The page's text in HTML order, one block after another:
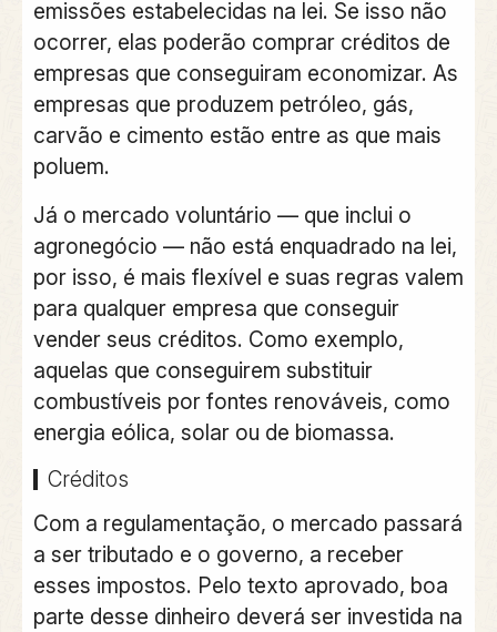
emissões estabelecidas na lei. Se isso não
ocorrer, elas poderão comprar créditos de
empresas que conseguiram economizar. As
empresas que produzem petróleo, gás,
carvão e cimento estão entre as que mais
poluem.
Já o mercado voluntário — que inclui o
agronegócio — não está enquadrado na lei,
por isso, é mais flexível e suas regras valem
para qualquer empresa que conseguir
vender seus créditos. Como exemplo,
aquelas que conseguirem substituir
combustíveis por fontes renováveis, como
energia eólica, solar ou de biomassa.
Créditos
Com a regulamentação, o mercado passará
a ser tributado e o governo, a receber
esses impostos. Pelo texto aprovado, boa
parte desse dinheiro deverá ser investida na